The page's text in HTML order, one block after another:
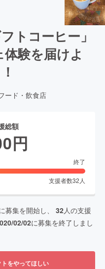
トコーヒー」
験を届けよ
ード・飲食店
総額
円
終了
支援者数32人
募集を開始し、 32人の支援
02/02に募集を終了しまし
をやってほしい